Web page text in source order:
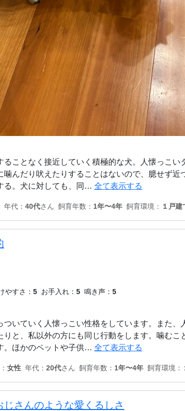
ことなく接近していく積極的な犬。人懐っこい
んだり吠えたりすることはないので、臆せず近
る。犬に対しても、同… 全て表示する
年代： 40代さん 飼育年数： 1年〜4年 飼育環境： １戸建
やすさ： 5 お手入れ： 5 鳴き声： 5
いていく人懐っこい性格をしています。また、
りと、私以外の方にも同じ行動をします。噛む
。ほかのペットや子供… 全て表示する
女性 年代： 20代さん 飼育年数： 1年〜4年 飼育環境：
さんのような愛くるしさ